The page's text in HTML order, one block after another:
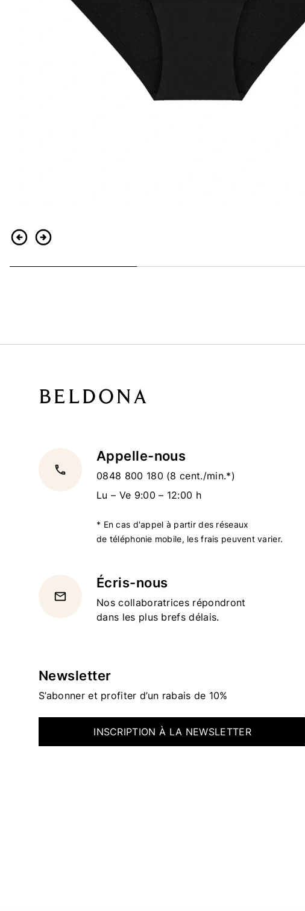
RetourContinuer
local_phone
Appelle-nous
0848 800 180 (8 cent./min.*)
Lu – Ve 9:00 – 12:00 h
* En cas d'appel à partir des réseaux
de téléphonie mobile, les frais peuvent varier.
email
Écris-nous
Nos collaboratrices répondront
dans les plus brefs délais.
Newsletter
S’abonner et profiter d’un rabais de 10%
INSCRIPTION À LA NEWSLETTER